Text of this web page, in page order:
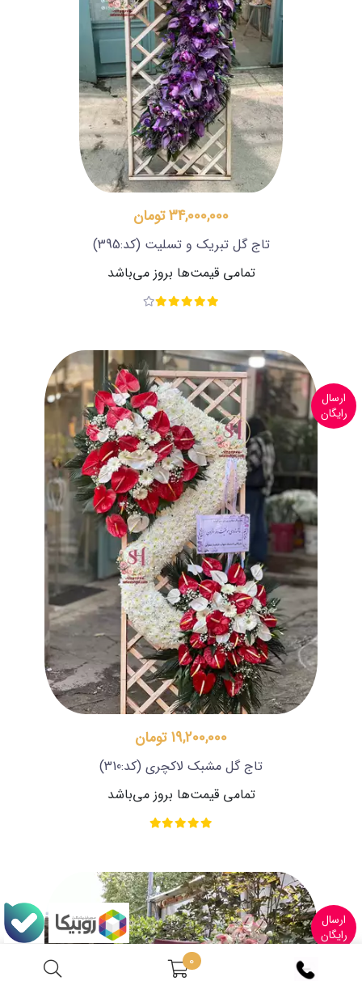
0
34,000,000 تومان
تاج گل تبریک و تسلیت (کد:395)
تمامی قیمت‌ها بروز می‌باشد
ارسال
رایگان
19,200,000 تومان
تاج گل مشبک لاکچری (کد:310)
تمامی قیمت‌ها بروز می‌باشد
ارسال
رایگان